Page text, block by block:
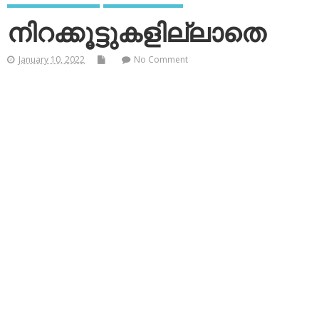
നിറക്കൂട്ടുകളില്ലാതെ
January 10, 2022 No Comment